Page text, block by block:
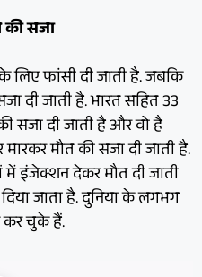
की सजा
लिए फांसी दी जाती है. जबकि
दी जाती है. भारत सहित 33
सजा दी जाती है और वो है
मौत की सजा दी जाती है.
इंजेक्शन देकर मौत दी जाती
जाता है. दुनिया के लगभग
कर चुके हैं.